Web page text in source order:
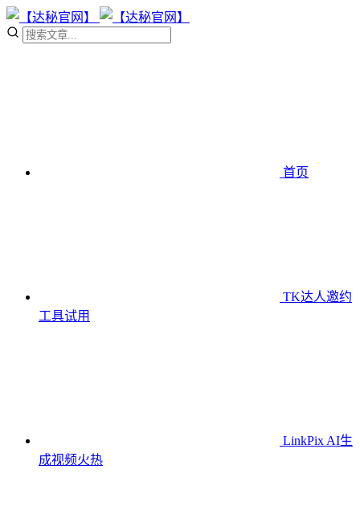
首页
TK达人邀约
工具试用
LinkPix AI生
成视频火热